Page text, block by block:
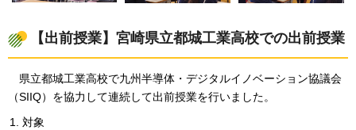
【出前授業】宮崎県立都城工業高校での出前授業
県立都城工業高校で九州半導体・デジタルイノベーション協議会
（SIIQ）を協力して連続して出前授業を行いました。
対象